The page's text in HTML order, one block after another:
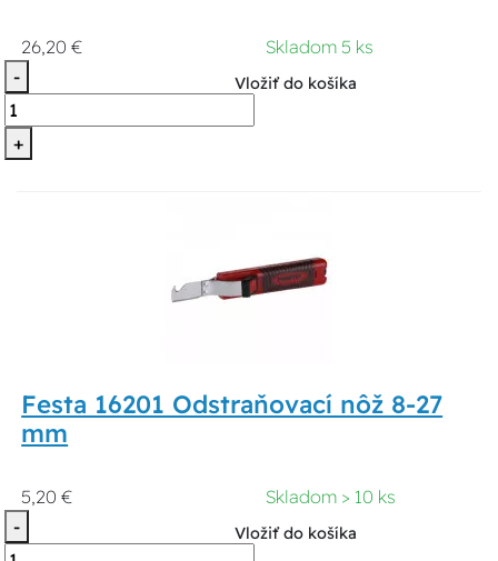
26,20 €
Skladom 5 ks
-
+
Vložiť do košíka
Festa 16201 Odstraňovací nôž 8-27
mm
5,20 €
Skladom > 10 ks
-
Vložiť do košíka